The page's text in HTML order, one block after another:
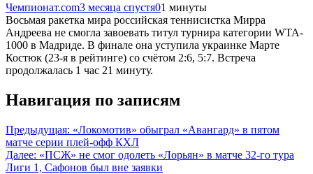
Чемпионат.com3 месяца спустя01 минуты
Восьмая ракетка мира российская теннисистка Мирра
Андреева не смогла завоевать титул турнира категории WTA-
1000 в Мадриде. В финале она уступила украинке Марте
Костюк (23-я в рейтинге) со счётом 2:6, 5:7. Встреча
продолжалась 1 час 21 минуту.
Навигация по записям
Предыдущая: «Локомотив» обыграл «Авангард» в пятом
матче серии плей-офф КХЛ
Далее: «ПСЖ» не смог одолеть «Лорьян» в матче 32-го тура
Лиги 1, Сафонов был вне заявки